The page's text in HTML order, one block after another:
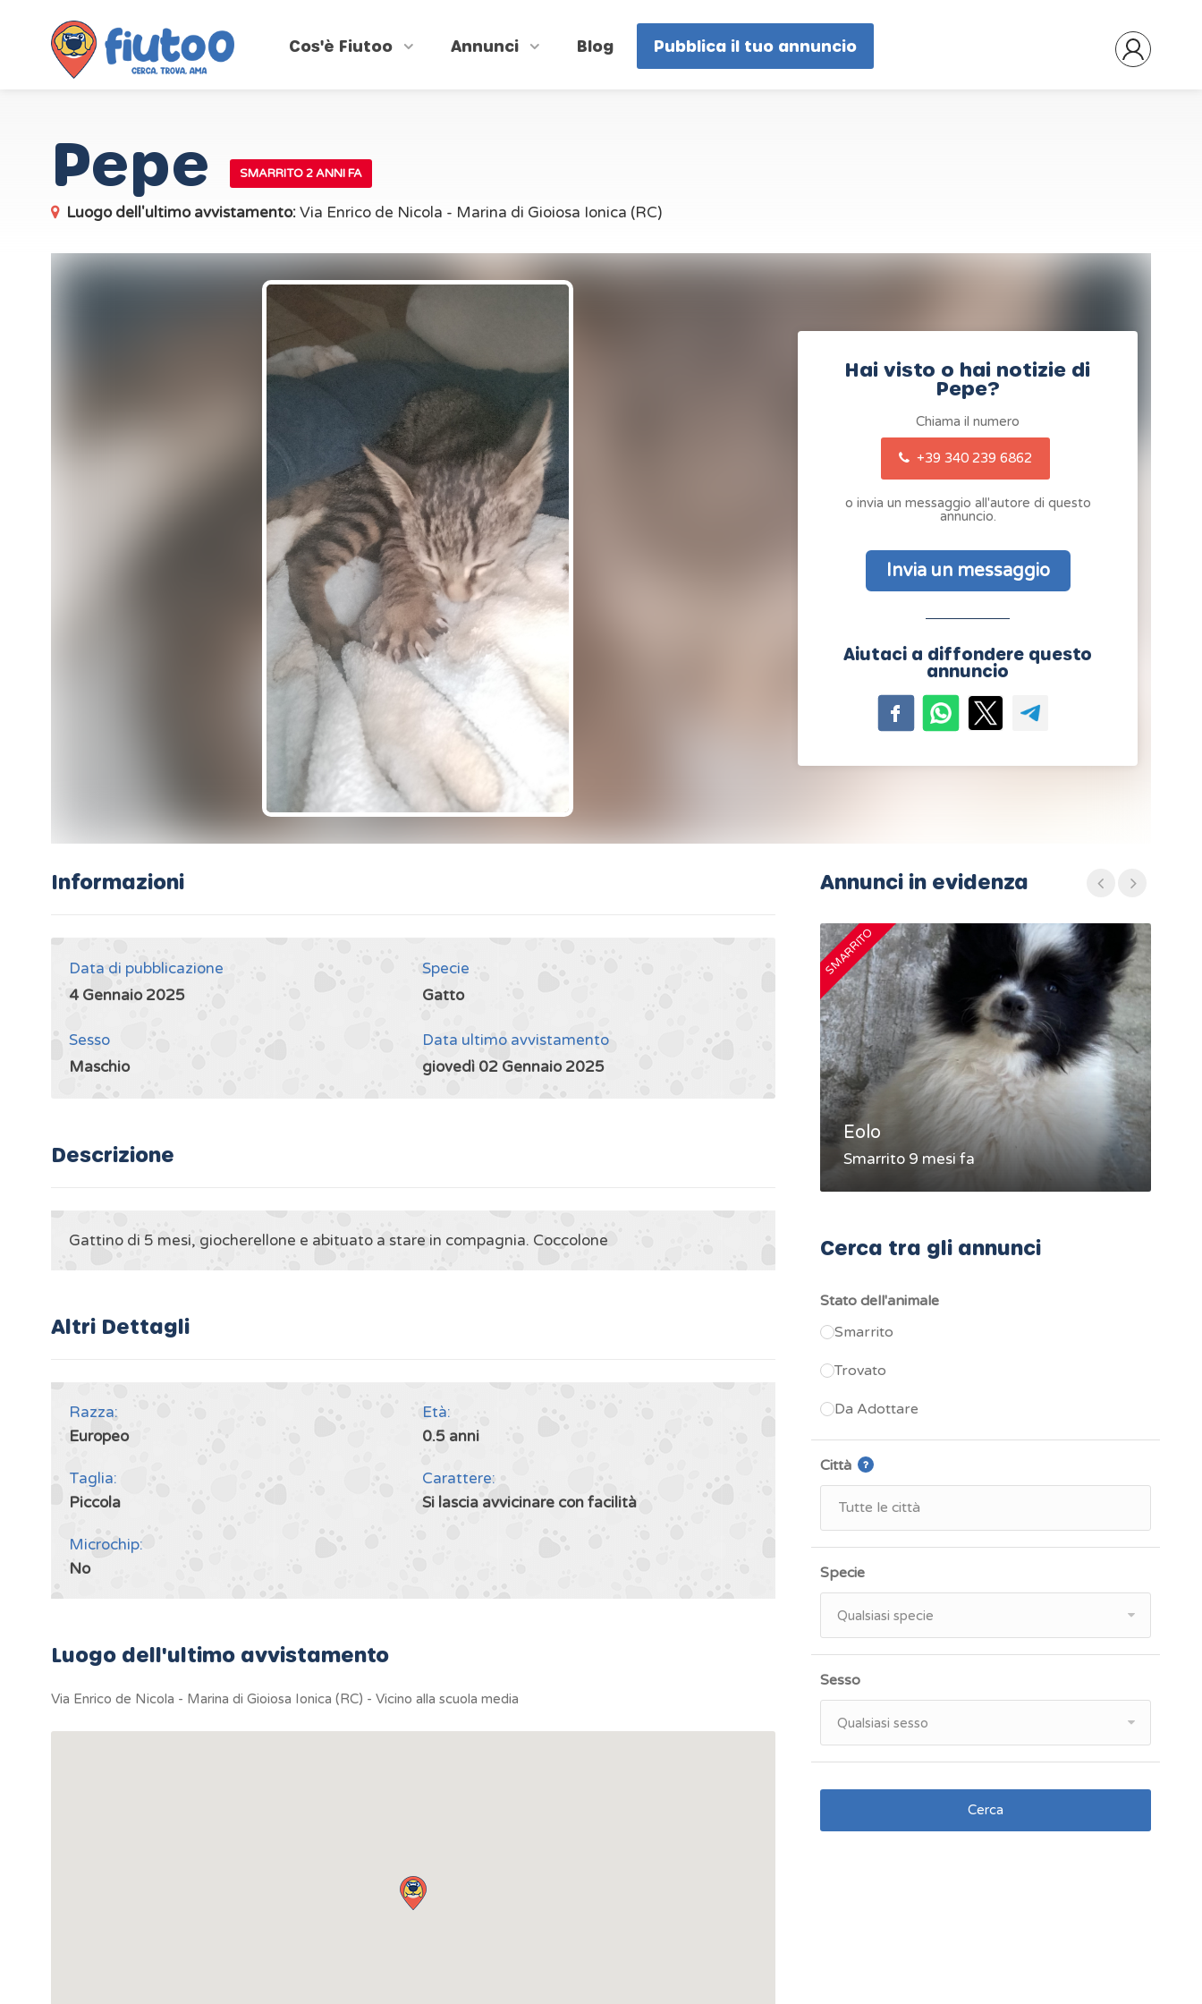
Cos'è Fiutoo Annunci Blog Pubblica il tuo annuncio
Pepe SMARRITO 2 ANNI FA
Luogo dell'ultimo avvistamento:Via Enrico de Nicola - Marina di Gioiosa Ionica (RC)
Hai visto o hai notizie di
Pepe?
Chiama il numero
+39 340 239 6862
o invia un messaggio all'autore di questo
annuncio.
Invia un messaggio
Aiutaci a diffondere questo
annuncio
Informazioni
Data di pubblicazione
4 Gennaio 2025
Specie
Gatto
Sesso
Maschio
Data ultimo avvistamento
giovedì 02 Gennaio 2025
Descrizione
Gattino di 5 mesi, giocherellone e abituato a stare in compagnia. Coccolone
Altri Dettagli
Razza:
Europeo
Età:
0.5 anni
Taglia:
Piccola
Carattere:
Si lascia avvicinare con facilità
Microchip:
No
Luogo dell'ultimo avvistamento
Via Enrico de Nicola - Marina di Gioiosa Ionica (RC) - Vicino alla scuola media
Annunci in evidenza
SMARRITO
Eolo
Smarrito 9 mesi fa
Cerca tra gli annunci
Stato dell'animale
Smarrito
Trovato
Da Adottare
Città
Specie
Qualsiasi specie
Sesso
Qualsiasi sesso
Cerca